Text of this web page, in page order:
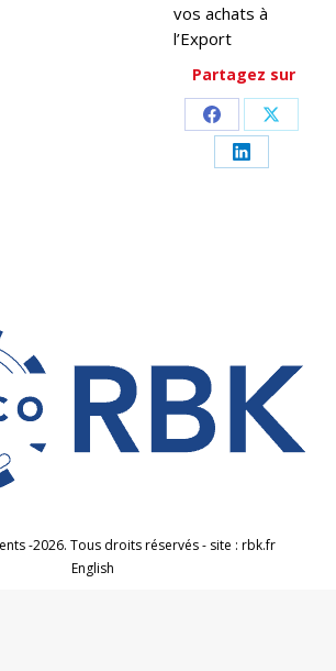
vos achats à
l’Export
Partagez sur
Partager
surPartager
-2026. Tous droits réservés - site : rbk.fr
English